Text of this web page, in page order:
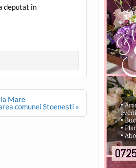
deputat în
Mare
comunei Stoenești »